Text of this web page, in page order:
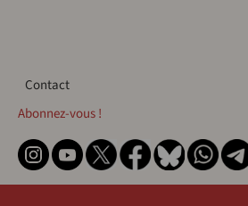
Contact
Contact
Abonnez-vous !